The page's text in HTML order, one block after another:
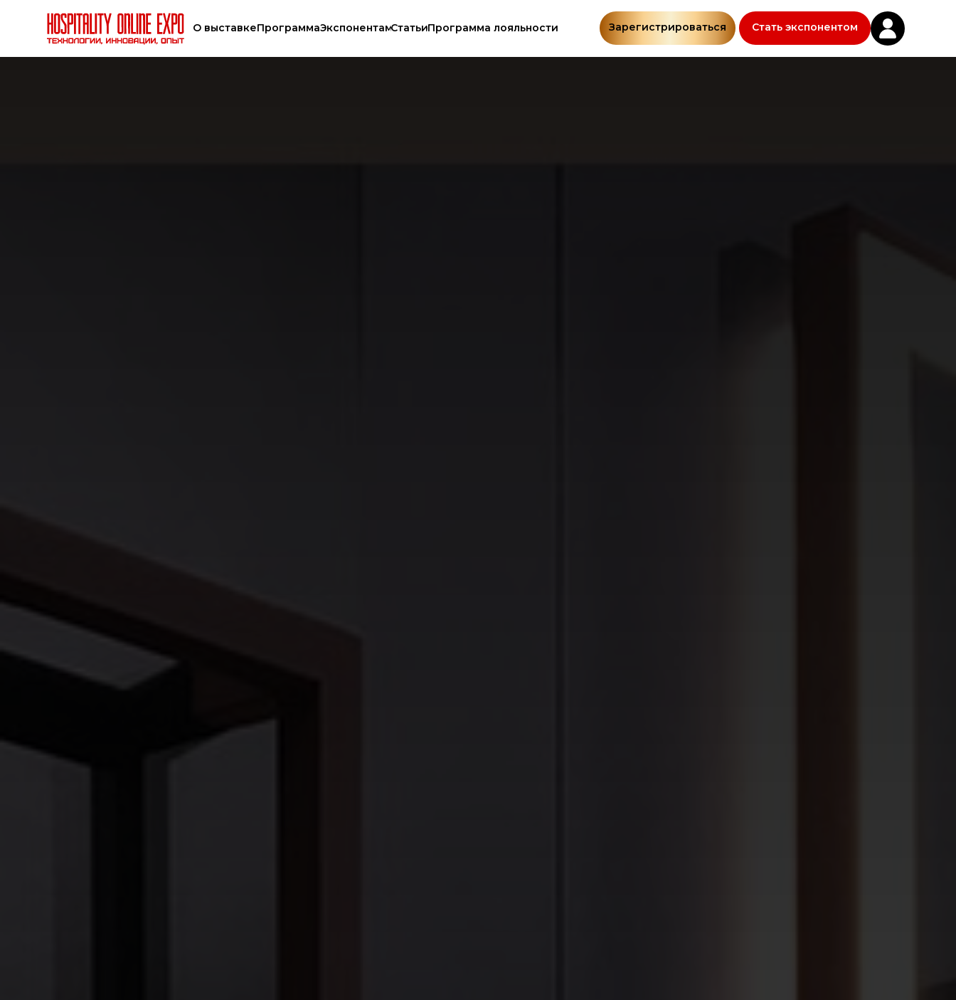
Стать экспонентом
Зарегистрироваться
О выставкеПрограммаЭкспонентамСтатьиПрограмма лояльности